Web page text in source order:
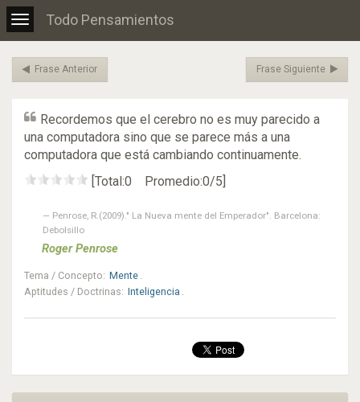
Toggle
navigation
Todo Pensamientos
Frase Siguiente
Frase Anterior
Recordemos que el cerebro no es muy parecido a
una computadora sino que se parece más a una
computadora que está cambiando continuamente.
[Total:0 Promedio:0/5]
Penrose, R.(2009)." La Nueva mente del Emperador". Barcelona:
Debolsillo
Roger Penrose
Tema / Concepto: Mente .
Aptitudes / Doctrinas: Inteligencia .